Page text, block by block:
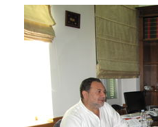
2018
2017
2012